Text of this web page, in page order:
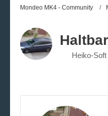
Mondeo MK4 - Community
Heiko-Soft